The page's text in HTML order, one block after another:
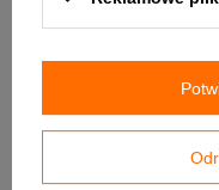
* Wkład wyposażony w
dający możliwość
* Zgodnie z wymogami
źródło ogrzewania"